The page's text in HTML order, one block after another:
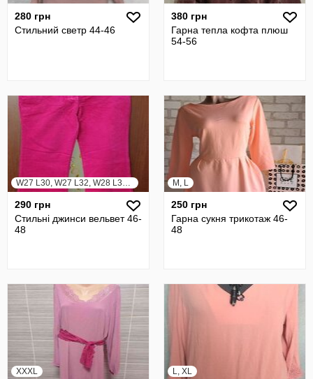
280 грн
Стильний светр 44-46
380 грн
Гарна тепла кофта плюш
54-56
W27 L30, W27 L32, W28 L30, W28 L32
290 грн
Стильні джинси вельвет 46-
48
M, L
250 грн
Гарна сукня трикотаж 46-
48
XXXL L, XL